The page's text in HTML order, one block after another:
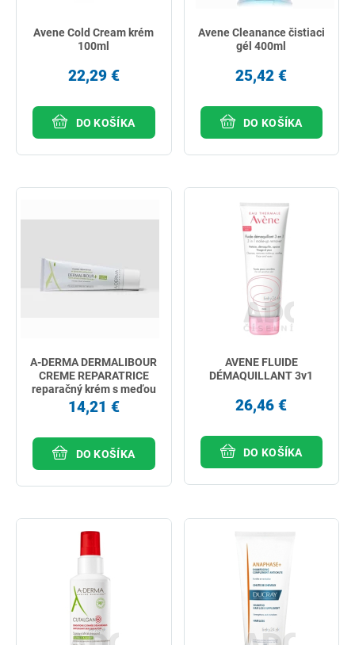
Avene Cold Cream krém
100ml
22,29 €
DO KOŠÍKA
Avene Cleanance čistiaci
gél 400ml
25,42 €
DO KOŠÍKA
A-DERMA DERMALIBOUR
CREME REPARATRICE
reparačný krém s meďou
a zinkom 50 ml
14,21 €
DO KOŠÍKA
AVENE FLUIDE
DÉMAQUILLANT 3v1
26,46 €
DO KOŠÍKA